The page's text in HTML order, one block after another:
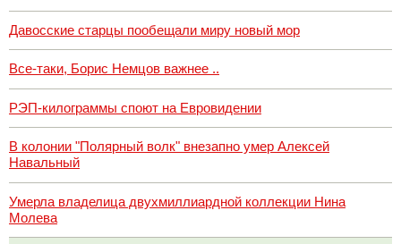
Давосские старцы пообещали миру новый мор
Все-таки, Борис Немцов важнее ..
РЭП-килограммы споют на Евровидении
В колонии "Полярный волк" внезапно умер Алексей
Навальный
Умерла владелица двухмиллиардной коллекции Нина
Молева